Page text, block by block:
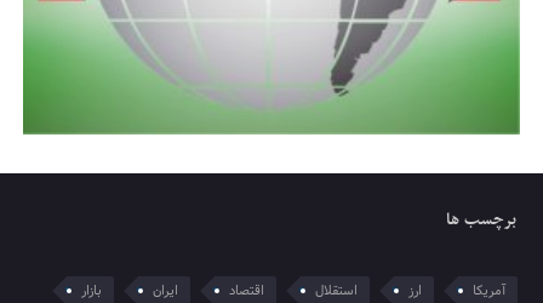
برچسب ها
آمریکا ارز استقلال اقتصاد ایران
بازار